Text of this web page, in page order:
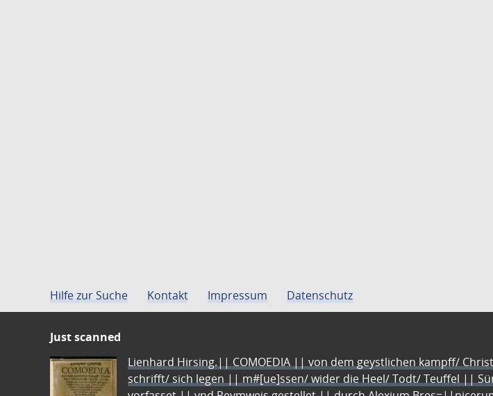
Hilfe zur Suche Kontakt Impressum Datenschutz
Just scanned
Lienhard Hirsing.|| COMOEDIA || von dem geystlichen kampff/
schrifft/ sich legen || m#[ue]ssen/ wider die Heel/ Todt/ Teuffel ||